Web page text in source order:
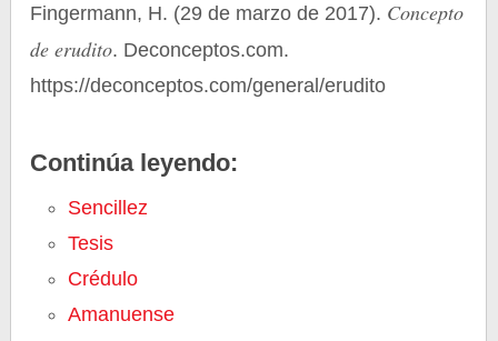
Fingermann, H. (29 de marzo de 2017). Concepto
de erudito. Deconceptos.com.
https://deconceptos.com/general/erudito
Continúa leyendo:
Sencillez
Tesis
Crédulo
Amanuense